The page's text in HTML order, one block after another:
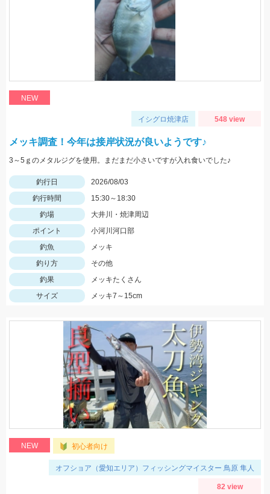
NEW
イシグロ焼津店 548 view
メッキ調査！今年は接岸状況が良いようです♪
3～5ｇのメタルジグを使用。まだまだ小さいですが入れ食いでした♪
釣行日
2026/08/03
釣行時間
15:30～18:30
釣場
大井川・焼津周辺
ポイント
小河川河口部
釣魚
メッキ
釣り方
その他
釣果
メッキたくさん
サイズ
メッキ7～15cm
NEW 初心者向け
オフショア（愛知エリア）フィッシングマイスター 鳥原 隼人
82 view